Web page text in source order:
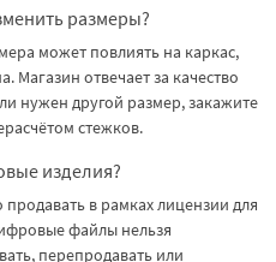
размеры?
может повлиять на каркас,
Магазин отвечает за качество
нужен другой размер, закажите
стежков.
изделия?
в рамках лицензии для
файлы нельзя
перепродавать или